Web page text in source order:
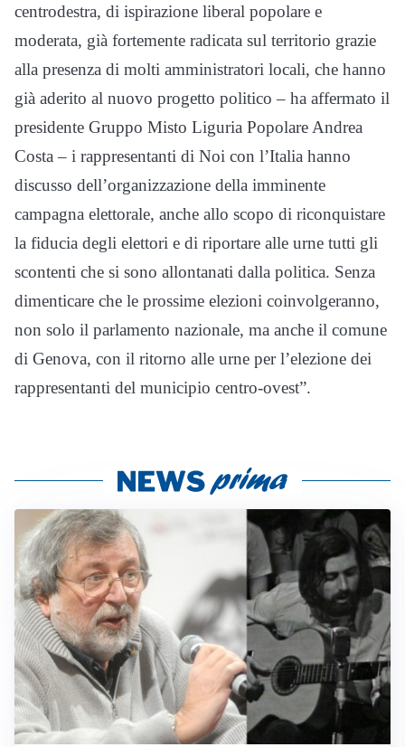
centrodestra, di ispirazione liberal popolare e
moderata, già fortemente radicata sul territorio grazie
alla presenza di molti amministratori locali, che hanno
già aderito al nuovo progetto politico – ha affermato il
presidente Gruppo Misto Liguria Popolare Andrea
Costa – i rappresentanti di Noi con l’Italia hanno
discusso dell’organizzazione della imminente
campagna elettorale, anche allo scopo di riconquistare
la fiducia degli elettori e di riportare alle urne tutti gli
scontenti che si sono allontanati dalla politica. Senza
dimenticare che le prossime elezioni coinvolgeranno,
non solo il parlamento nazionale, ma anche il comune
di Genova, con il ritorno alle urne per l’elezione dei
rappresentanti del municipio centro-ovest”.